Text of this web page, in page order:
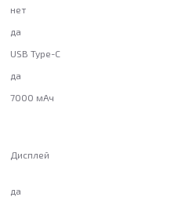
нет
да
USB Type-C
да
7000 мАч
Дисплей
да